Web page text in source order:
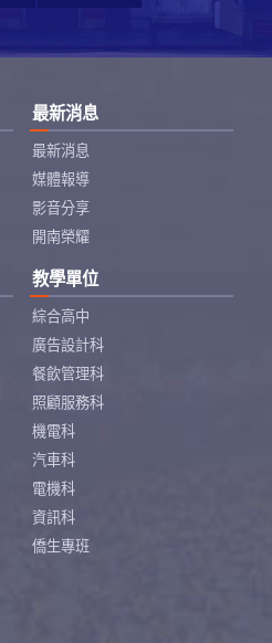
最新消息
最新消息
媒體報導
影音分享
開南榮耀
教學單位
綜合高中
廣告設計科
餐飲管理科
照顧服務科
機電科
汽車科
電機科
資訊科
僑生專班